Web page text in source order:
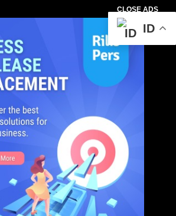
CLOSE ADS
ID